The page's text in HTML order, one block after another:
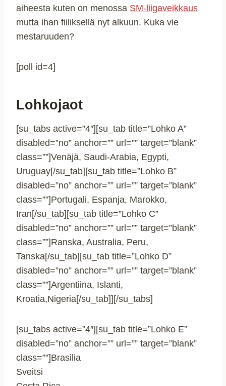
aiheesta kuten on menossa SM-liigaveikkaus
mutta ihan fiiliksellä nyt alkuun. Kuka vie
mestaruuden?
[poll id=4]
Lohkojaot
[su_tabs active=”4″][su_tab title=”Lohko A”
disabled=”no” anchor=”” url=”” target=”blank”
class=””]Venäjä, Saudi-Arabia, Egypti,
Uruguay[/su_tab][su_tab title=”Lohko B”
disabled=”no” anchor=”” url=”” target=”blank”
class=””]Portugali, Espanja, Marokko,
Iran[/su_tab][su_tab title=”Lohko C”
disabled=”no” anchor=”” url=”” target=”blank”
class=””]Ranska, Australia, Peru,
Tanska[/su_tab][su_tab title=”Lohko D”
disabled=”no” anchor=”” url=”” target=”blank”
class=””]Argentiina, Islanti,
Kroatia,Nigeria[/su_tab]][/su_tabs]
[su_tabs active=”4″][su_tab title=”Lohko E”
disabled=”no” anchor=”” url=”” target=”blank”
class=””]Brasilia
Sveitsi